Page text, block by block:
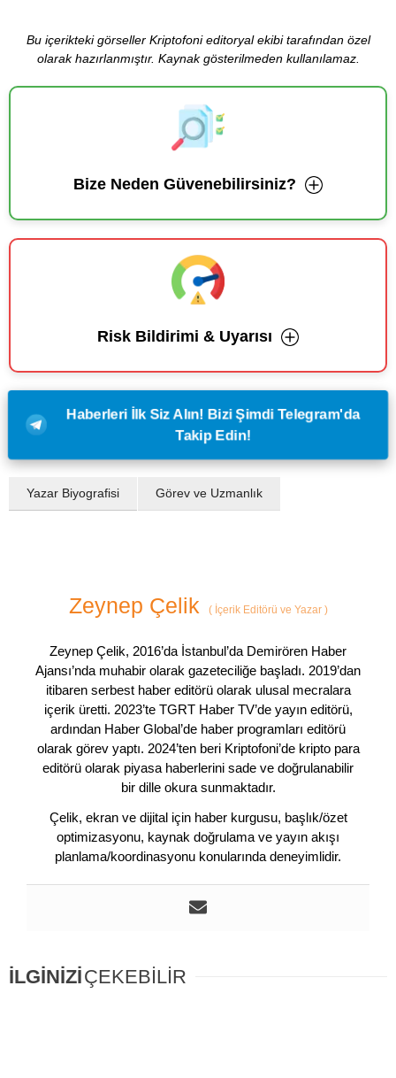
Bu içerikteki görseller Kriptofoni editoryal ekibi tarafından özel
olarak hazırlanmıştır. Kaynak gösterilmeden kullanılamaz.
Bize Neden Güvenebilirsiniz?
Risk Bildirimi & Uyarısı
Haberleri İlk Siz Alın! Bizi Şimdi Telegram'da
Takip Edin!
Yazar Biyografisi Görev ve Uzmanlık
Zeynep Çelik (İçerik Editörü ve Yazar )
Zeynep Çelik, 2016’da İstanbul’da Demirören Haber
Ajansı’nda muhabir olarak gazeteciliğe başladı. 2019’dan
itibaren serbest haber editörü olarak ulusal mecralara
içerik üretti. 2023’te TGRT Haber TV’de yayın editörü,
ardından Haber Global’de haber programları editörü
olarak görev yaptı. 2024’ten beri Kriptofoni’de kripto para
editörü olarak piyasa haberlerini sade ve doğrulanabilir
bir dille okura sunmaktadır.
Çelik, ekran ve dijital için haber kurgusu, başlık/özet
optimizasyonu, kaynak doğrulama ve yayın akışı
planlama/koordinasyonu konularında deneyimlidir.
İLGİNİZİÇEKEBİLİR